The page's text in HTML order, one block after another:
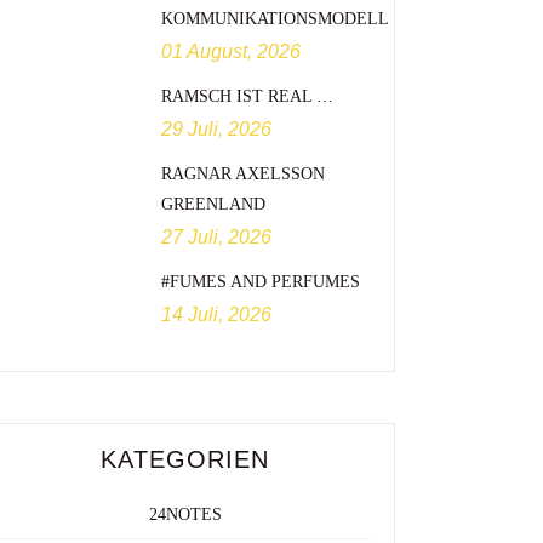
KOMMUNIKATIONSMODELL
01 August, 2026
RAMSCH IST REAL …
29 Juli, 2026
RAGNAR AXELSSON
GREENLAND
27 Juli, 2026
#FUMES AND PERFUMES
14 Juli, 2026
KATEGORIEN
24NOTES